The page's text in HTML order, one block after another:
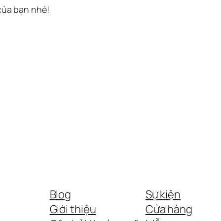
bạn nhé!
Blog
Giới thiệu
Sự kiện
Cửa hàng